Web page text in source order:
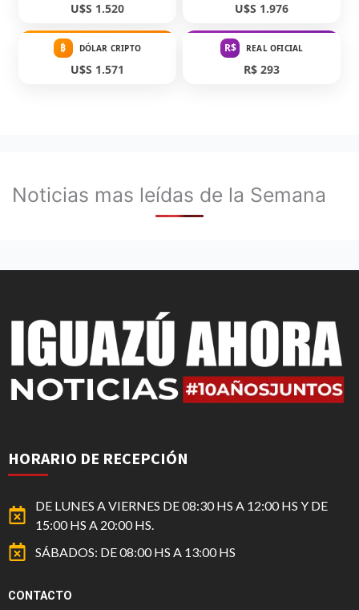
U$S 1.520 U$S 1.976
₿ DÓLAR CRIPTO
U$S 1.571
R$ REAL OFICIAL
R$ 293
Noticias mas leídas de la Semana
HORARIO DE RECEPCIÓN
DE LUNES A VIERNES DE 08:30 HS A 12:00 HS Y DE
15:00 HS A 20:00 HS.
SÁBADOS: DE 08:00 HS A 13:00 HS
CONTACTO